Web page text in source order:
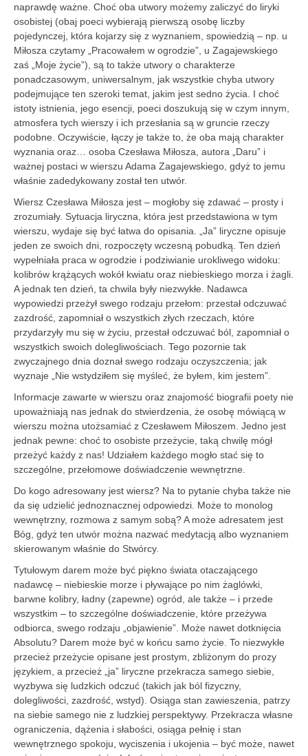
naprawdę ważne. Choć oba utwory możemy zaliczyć do liryki
osobistej (obaj poeci wybierają pierwszą osobę liczby
pojedynczej, która kojarzy się z wyznaniem, spowiedzią – np. u
Miłosza czytamy „Pracowałem w ogrodzie”, u Zagajewskiego
zaś „Moje życie”), są to także utwory o charakterze
ponadczasowym, uniwersalnym, jak wszystkie chyba utwory
podejmujące ten szeroki temat, jakim jest sedno życia. I choć
istoty istnienia, jego esencji, poeci doszukują się w czym innym,
atmosfera tych wierszy i ich przesłania są w gruncie rzeczy
podobne. Oczywiście, łączy je także to, że oba mają charakter
wyznania oraz… osoba Czesława Miłosza, autora „Daru” i
ważnej postaci w wierszu Adama Zagajewskiego, gdyż to jemu
właśnie zadedykowany został ten utwór.
Wiersz Czesława Miłosza jest – mogłoby się zdawać – prosty i
zrozumiały. Sytuacja liryczna, która jest przedstawiona w tym
wierszu, wydaje się być łatwa do opisania. „Ja” liryczne opisuje
jeden ze swoich dni, rozpoczęty wczesną pobudką. Ten dzień
wypełniała praca w ogrodzie i podziwianie urokliwego widoku:
kolibrów krążących wokół kwiatu oraz niebieskiego morza i żagli.
A jednak ten dzień, ta chwila były niezwykłe. Nadawca
wypowiedzi przeżył swego rodzaju przełom: przestał odczuwać
zazdrość, zapomniał o wszystkich złych rzeczach, które
przydarzyły mu się w życiu, przestał odczuwać ból, zapomniał o
wszystkich swoich dolegliwościach. Tego pozornie tak
zwyczajnego dnia doznał swego rodzaju oczyszczenia; jak
wyznaje „Nie wstydziłem się myśleć, że byłem, kim jestem”.
Informacje zawarte w wierszu oraz znajomość biografii poety nie
upoważniają nas jednak do stwierdzenia, że osobę mówiącą w
wierszu można utożsamiać z Czes­ławem Miłoszem. Jedno jest
jednak pewne: choć to osobiste przeżycie, taką chwilę mógł
przeżyć każdy z nas! Udziałem każdego mogło stać się to
szczególne, przełomowe doświadczenie wewnętrzne.
Do kogo adresowany jest wiersz? Na to pytanie chyba także nie
da się udzielić jednoznacznej odpowiedzi. Może to monolog
wewnętrzny, rozmowa z samym sobą? A może adresatem jest
Bóg, gdyż ten utwór można nazwać medytacją albo wyznaniem
skierowanym właśnie do Stwórcy.
Tytułowym darem może być piękno świata otaczającego
nadawcę – niebieskie morze i pływające po nim żaglówki,
barwne kolibry, ładny (zapewne) ogród, ale także – i przede
wszystkim – to szczególne doświadczenie, które przeżywa
odbiorca, swego rodzaju „objawienie”. Może nawet dotknięcia
Absolutu? Darem może być w końcu samo życie. To niezwykłe
przecież przeżycie opisane jest prostym, zbliżonym do prozy
językiem, a przecież „ja” liryczne przekracza samego siebie,
wyzbywa się ludzkich odczuć (takich jak ból fizyczny,
dolegliwości, zazdrość, wstyd). Osiąga stan zawieszenia, patrzy
na siebie samego nie z ludzkiej perspektywy. Przekracza własne
ograniczenia, dążenia i słabości, osiąga pełnię i stan
wewnętrznego spokoju, wyciszenia i ukojenia – być może, nawet